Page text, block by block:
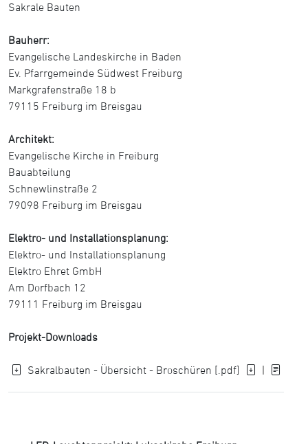
Sakrale Bauten
Bauherr:
Evangelische Landeskirche in Baden
Ev. Pfarrgemeinde Südwest Freiburg
Markgrafenstraße 18 b
79115 Freiburg im Breisgau
Architekt:
Evangelische Kirche in Freiburg
Bauabteilung
Schnewlinstraße 2
79098 Freiburg im Breisgau
Elektro- und Installationsplanung:
Elektro- und Installationsplanung
Elektro Ehret GmbH
Am Dorfbach 12
79111 Freiburg im Breisgau
Projekt-Downloads
Sakralbauten - Übersicht - Broschüren [.pdf] |